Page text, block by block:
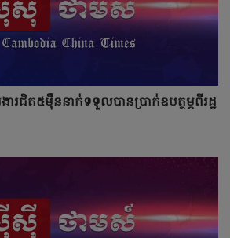
ងារជិត៥ម៉ឺននាក់ទទួលបានប្រាក់ឧបត្ថម្ភពីរដ្ឋ